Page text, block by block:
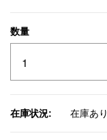
数量
在庫状況: 在庫あり